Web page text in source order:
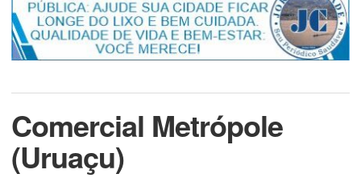
Comercial Metrópole
(Uruaçu)